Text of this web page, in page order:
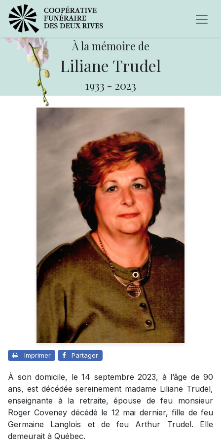
À la mémoire de
Liliane Trudel
1933 - 2023
Imprimer Partager
À son domicile, le 14 septembre 2023, à l’âge de 90
ans, est décédée sereinement madame Liliane Trudel,
enseignante à la retraite, épouse de feu monsieur
Roger Coveney décédé le 12 mai dernier, fille de feu
Germaine Langlois et de feu Arthur Trudel. Elle
demeurait à Québec.